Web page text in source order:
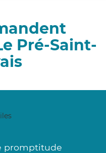
Pré-Saint-
promptitude